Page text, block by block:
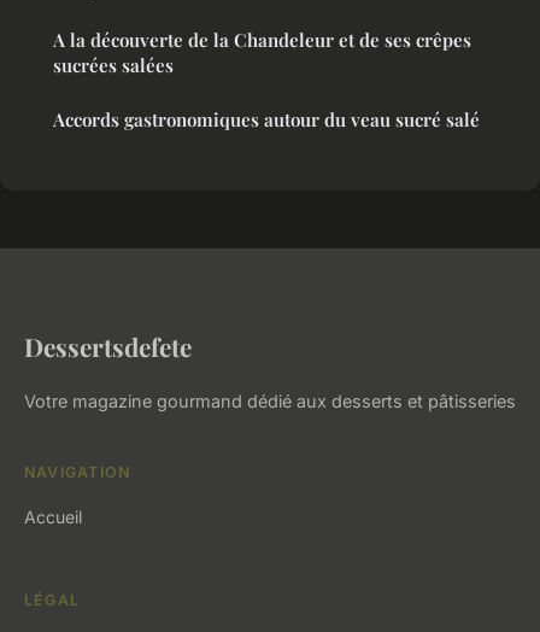
A la découverte de la Chandeleur et de ses crêpes
sucrées salées
Accords gastronomiques autour du veau sucré salé
Dessertsdefete
Votre magazine gourmand dédié aux desserts et pâtisseries
NAVIGATION
Accueil
LÉGAL